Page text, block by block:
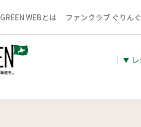
GREEN WEBとは ファンクラブ ぐりん
▼